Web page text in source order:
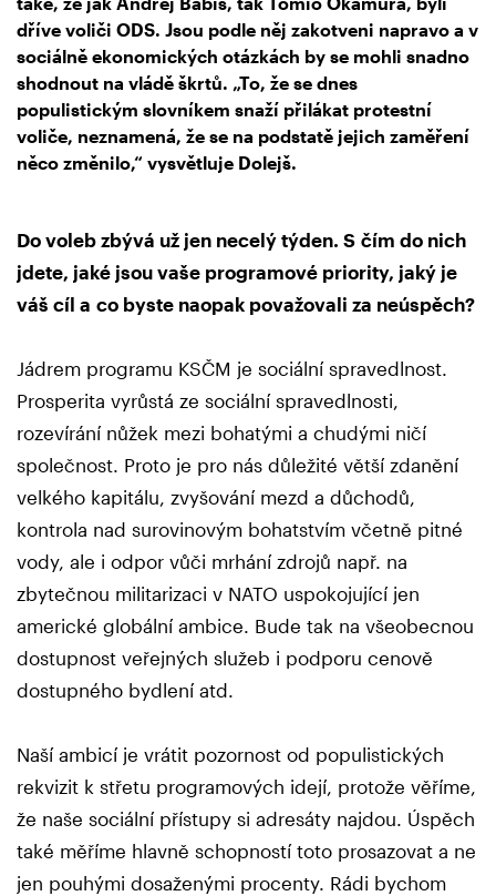
dříve voliči ODS. Jsou podle něj zakotveni napravo a v
sociálně ekonomických otázkách by se mohli snadno
shodnout na vládě škrtů. „To, že se dnes
populistickým slovníkem snaží přilákat protestní
voliče, neznamená, že se na podstatě jejich zaměření
něco změnilo,“ vysvětluje Dolejš.
Do voleb zbývá už jen necelý týden. S čím do nich
jdete, jaké jsou vaše programové priority, jaký je
váš cíl a co byste naopak považovali za neúspěch?
Jádrem programu KSČM je sociální spravedlnost.
Prosperita vyrůstá ze sociální spravedlnosti,
rozevírání nůžek mezi bohatými a chudými ničí
společnost. Proto je pro nás důležité větší zdanění
velkého kapitálu, zvyšování mezd a důchodů,
kontrola nad surovinovým bohatstvím včetně pitné
vody, ale i odpor vůči mrhání zdrojů např. na
zbytečnou militarizaci v NATO uspokojující jen
americké globální ambice. Bude tak na všeobecnou
dostupnost veřejných služeb i podporu cenově
dostupného bydlení atd.
Naší ambicí je vrátit pozornost od populistických
rekvizit k střetu programových idejí, protože věříme,
že naše sociální přístupy si adresáty najdou. Úspěch
také měříme hlavně schopností toto prosazovat a ne
jen pouhými dosaženými procenty. Rádi bychom